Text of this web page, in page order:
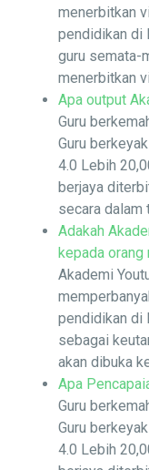
menerbitkan
pendidikan di
guru semata-
menerbitkan
Apa output
Guru
Guru
4.0 Lebih
berjaya
secara dalam
Adakah
kepada orang
Akademi
pendidikan di
sebagai
akan dibuka
Apa
Guru
Guru
4.0 Lebih